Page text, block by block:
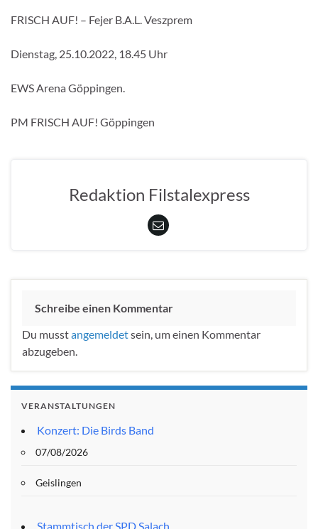
FRISCH AUF! – Fejer B.A.L. Veszprem
Dienstag, 25.10.2022, 18.45 Uhr
EWS Arena Göppingen.
PM FRISCH AUF! Göppingen
Redaktion Filstalexpress
Schreibe einen Kommentar
Du musstangemeldetsein, um einen Kommentar
abzugeben.
VERANSTALTUNGEN
Konzert: Die Birds Band
07/08/2026
Geislingen
Stammtisch der SPD Salach